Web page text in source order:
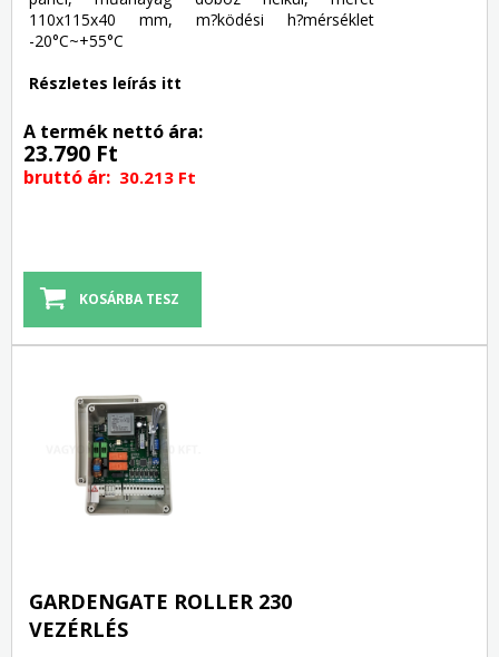
110x115x40 mm, m?ködési h?mérséklet
-20°C~+55°C
Részletes leírás itt
A termék nettó ára:
23.790 Ft
bruttó ár: 30.213 Ft
GARDENGATE ROLLER 230
VEZÉRLÉS